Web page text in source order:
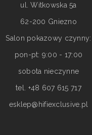
ul. Witkowska 5a
62-200 Gniezno
Salon pokazowy czynny:
pon-pt: 9:00 - 17:00
sobota nieczynne
tel. +48 607 615 717
esklep@hifiexclusive.pl